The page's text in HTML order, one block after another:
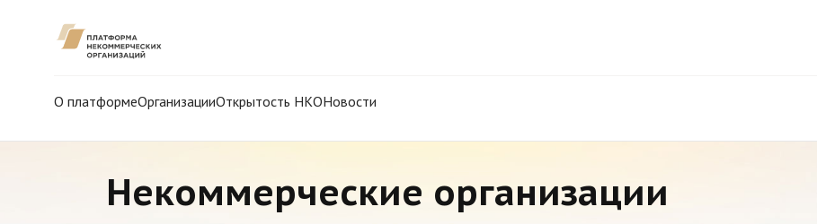
О платформеОрганизацииОткрытость НКОНовости
Некоммерческие организации